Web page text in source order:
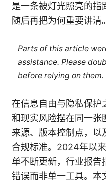
是一条被灯光照亮的指
随后再把为何重要讲清。
Parts of this article
assistance. Please
before relying on them.
在信息自由与隐私保护
和现实风险摆在同一张
来源、版本控制点，以
合规标准。2024年以
单不断更新，行业报告
错误而非单一工具。本